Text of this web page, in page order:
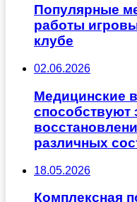
Популярные
работы
клубе
02.06.2026
Медицинские
различных
18.05.2026
Комплексная